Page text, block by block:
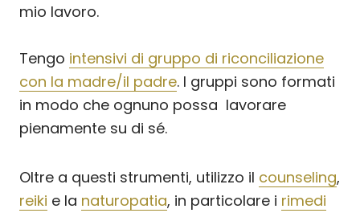
mio lavoro.
Tengo intensivi di gruppo di riconciliazione
con la madre/il padre. I gruppi sono formati
in modo che ognuno possa lavorare
pienamente su di sé.
Oltre a questi strumenti, utilizzo il counseling,
reiki e la naturopatia, in particolare i rimedi